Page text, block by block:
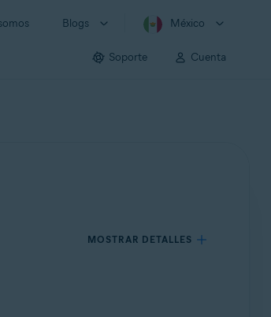
Blogs México
Soporte Cuenta
MOSTRAR DETALLES